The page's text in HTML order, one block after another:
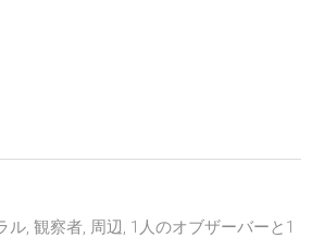
ル, 観察者, 周辺, 1人のオブザーバーと1